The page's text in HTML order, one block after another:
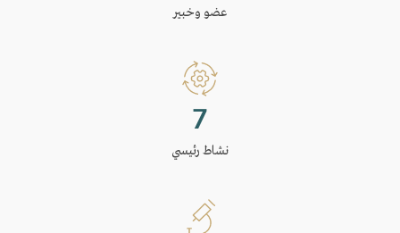
عضو وخبير
8
نشاط رئيسي